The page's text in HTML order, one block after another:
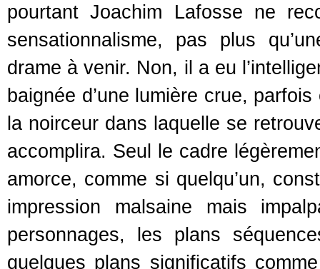
pourtant Joachim Lafosse ne
sensationnalisme, pas plus
drame à venir. Non, il a eu
baignée d’une lumière crue,
la noirceur dans laquelle se
accomplira. Seul le cadre
amorce, comme si quelqu’un,
impression malsaine mais
personnages, les plans
quelques plans significatifs